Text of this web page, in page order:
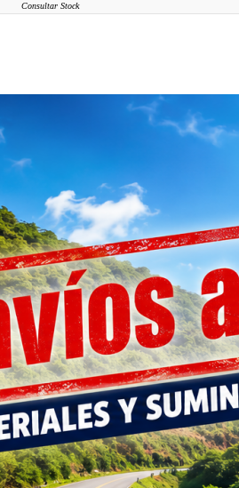
Consultar Stock